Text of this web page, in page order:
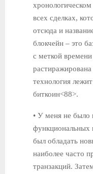
всех сделках,
отсюда и
блокчейн – это
с меткой
технология
биткоин<88>.
• У меня не было
функциональных
был обладать
наиболее часто
транзакций.